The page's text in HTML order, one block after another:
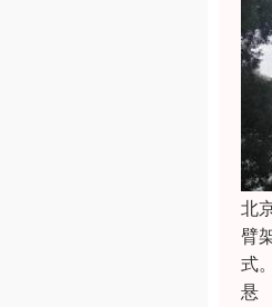
北
臂
式
悬